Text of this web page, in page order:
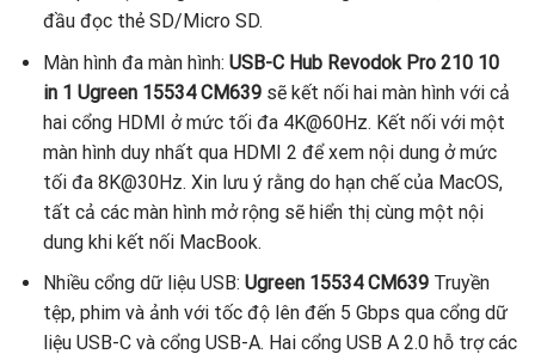
đầu đọc thẻ SD/Micro SD.
Màn hình đa màn hình: USB-C Hub Revodok Pro 210 10
in 1 Ugreen 15534 CM639sẽ kết nối hai màn hình với cả
hai cổng HDMI ở mức tối đa 4K@60Hz. Kết nối với một
màn hình duy nhất qua HDMI 2 để xem nội dung ở mức
tối đa 8K@30Hz. Xin lưu ý rằng do hạn chế của MacOS,
tất cả các màn hình mở rộng sẽ hiển thị cùng một nội
dung khi kết nối MacBook.
Nhiều cổng dữ liệu USB: Ugreen 15534 CM639Truyền
tệp, phim và ảnh với tốc độ lên đến 5 Gbps qua cổng dữ
liệu USB-C và cổng USB-A. Hai cổng USB A 2.0 hỗ trợ các